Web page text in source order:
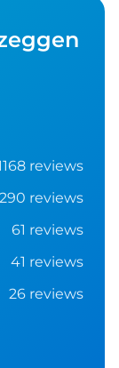
reviews
290 reviews
61 reviews
41 reviews
26 reviews